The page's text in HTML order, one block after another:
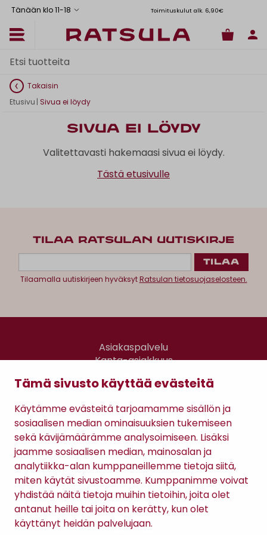
Tämä sivusto käyttää evästeitä
Käytämme evästeitä tarjoamamme sisällön ja
sosiaalisen median ominaisuuksien tukemiseen
sekä kävijämäärämme analysoimiseen. Lisäksi
jaamme sosiaalisen median, mainosalan ja
analytiikka-alan kumppaneillemme tietoja siitä,
miten käytät sivustoamme. Kumppanimme voivat
yhdistää näitä tietoja muihin tietoihin, joita olet
antanut heille tai joita on kerätty, kun olet
käyttänyt heidän palvelujaan.
Tänään klo 11-18 Toimituskulut alk. 6,90€
Takaisin
Etusivu | Sivua ei löydy
Sivua ei löydy
Valitettavasti hakemaasi sivua ei löydy.
Tästä etusivulle
TILAA RATSULAN UUTISKIRJE
Tilaamalla uutiskirjeen hyväksytRatsulan tietosuojaselosteen.
Asiakaspalvelu
Kanta-asiakkuus
Gomee Ratsula Café
Sopimusehdot
Tietosuojaseloste
Maksutavat